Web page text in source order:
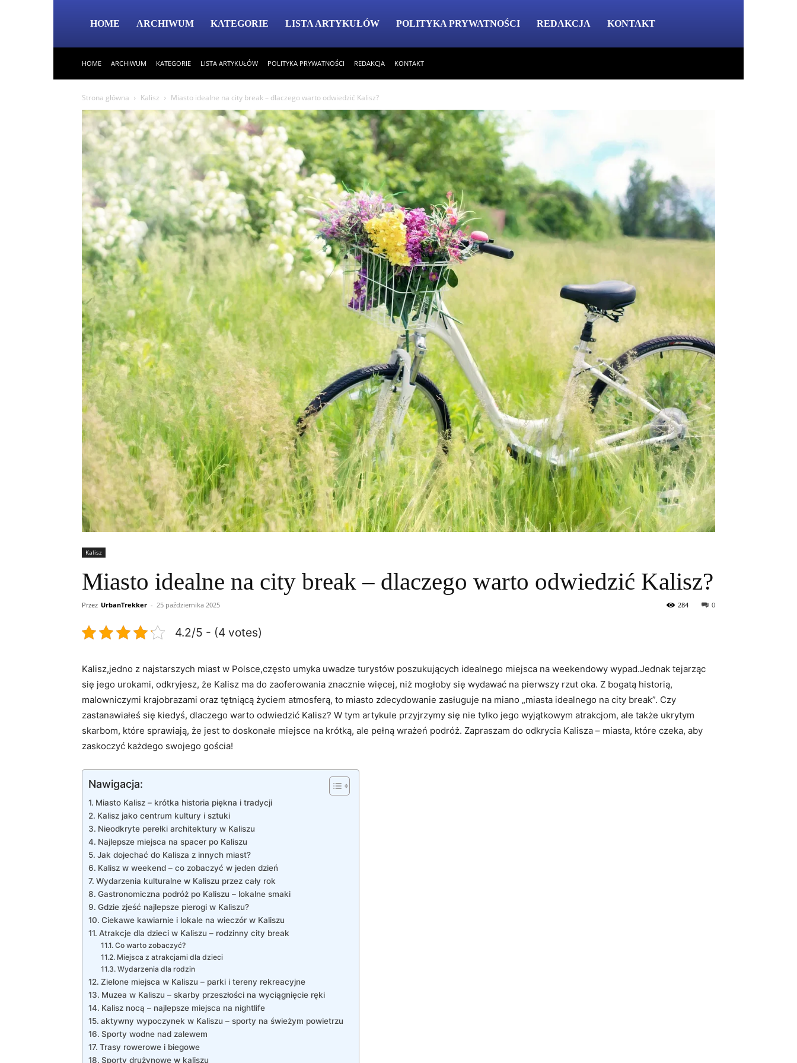
HOME ARCHIWUM KATEGORIE LISTA ARTYKUŁÓW POLITYKA PRYWATNOŚCI REDAKCJA KONTAKT
HOME ARCHIWUM KATEGORIE LISTA ARTYKUŁÓW POLITYKA PRYWATNOŚCI REDAKCJA KONTAKT
Strona główna Kalisz Miasto idealne na city break – dlaczego warto odwiedzić Kalisz?
Kalisz
Miasto idealne na city break – dlaczego warto odwiedzić Kalisz?
Przez UrbanTrekker - 25 października 2025 0
284
4.2/5 - (4 votes)
Kalisz,jedno z najstarszych miast ⁤w Polsce,często umyka ‍uwadze turystów poszukujących idealnego miejsca na weekendowy wypad.Jednak tejarząc
‌się ⁤jego urokami, ‌odkryjesz,⁤ że ‌Kalisz ma do zaoferowania znacznie więcej, ‌niż mogłoby się wydawać na pierwszy rzut oka. Z bogatą historią,
malowniczymi ‍krajobrazami oraz tętniącą​ życiem atmosferą, ‍to miasto ‍zdecydowanie zasługuje na miano „miasta‍ idealnego na⁣ city​ break”.⁣ Czy
zastanawiałeś się kiedyś, ‌dlaczego warto odwiedzić Kalisz? ⁣W tym artykule przyjrzymy ‍się nie tylko jego wyjątkowym atrakcjom, ale także ukrytym
skarbom, ​które⁣ sprawiają, że ‍jest to⁣ doskonałe miejsce na krótką, ale pełną‌ wrażeń podróż. Zapraszam do‌ odkrycia ⁢Kalisza –‌ miasta, które czeka, aby
zaskoczyć‌ każdego swojego​ gościa!
Nawigacja:
Miasto Kalisz – krótka historia piękna⁣ i tradycji
Kalisz jako centrum kultury i sztuki
Nieodkryte perełki architektury w ​Kaliszu
Najlepsze⁢ miejsca ‌na spacer ⁤po Kaliszu
Jak dojechać ⁣do Kalisza ‍z⁢ innych miast?
Kalisz w ⁣weekend – co zobaczyć ‌w jeden dzień
Wydarzenia kulturalne ‍w⁢ Kaliszu przez ⁢cały‍ rok
Gastronomiczna podróż po Kaliszu – lokalne smaki
Gdzie zjeść najlepsze pierogi w Kaliszu?
Ciekawe kawiarnie i lokale na wieczór w Kaliszu
Atrakcje dla‍ dzieci w Kaliszu –‌ rodzinny city break
Co ​warto ‌zobaczyć?
Miejsca‍ z atrakcjami dla dzieci
Wydarzenia⁢ dla⁤ rodzin
Zielone miejsca w Kaliszu – parki ​i tereny rekreacyjne
Muzea w⁤ Kaliszu – ‍skarby przeszłości‍ na wyciągnięcie ⁤ręki
Kalisz nocą – najlepsze miejsca na ‍nightlife
aktywny wypoczynek w Kaliszu – sporty na świeżym powietrzu
Sporty wodne nad zalewem
Trasy rowerowe ‍i biegowe
Sporty drużynowe w kaliszu